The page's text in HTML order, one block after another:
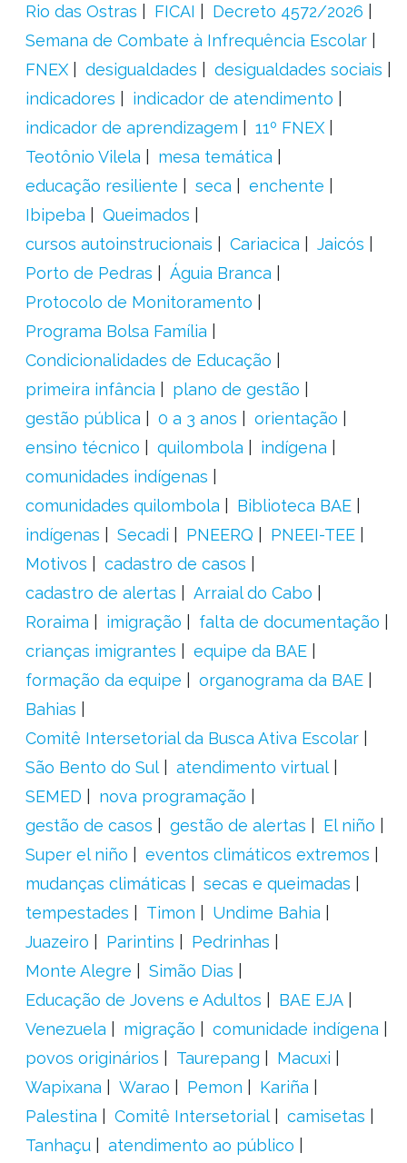
Rio das Ostras
FICAI
Decreto 4572/2026
Semana de Combate à Infrequência Escolar
FNEX
desigualdades
desigualdades sociais
indicadores
indicador de atendimento
indicador de aprendizagem
11º FNEX
Teotônio Vilela
mesa temática
educação resiliente
seca
enchente
Ibipeba
Queimados
cursos autoinstrucionais
Cariacica
Jaicós
Porto de Pedras
Águia Branca
Protocolo de Monitoramento
Programa Bolsa Família
Condicionalidades de Educação
primeira infância
plano de gestão
gestão pública
0 a 3 anos
orientação
ensino técnico
quilombola
indígena
comunidades indígenas
comunidades quilombola
Biblioteca BAE
indígenas
Secadi PNEERQ
PNEEI-TEE
Motivos
cadastro de casos
cadastro de alertas
Arraial do Cabo
Roraima
imigração
falta de documentação
crianças imigrantes
equipe da BAE
formação da equipe
organograma da BAE
Bahias
Comitê Intersetorial da Busca Ativa Escolar
São Bento do Sul
atendimento virtual
SEMED
nova programação
gestão de casos
gestão de alertas
El niño
Super el niño
eventos climáticos extremos
mudanças climáticas
secas e queimadas
tempestades
Timon
Undime Bahia
Juazeiro
Parintins
Pedrinhas
Monte Alegre
Simão Dias
Educação de Jovens e Adultos
BAE EJA
Venezuela
migração
comunidade indígena
povos originários
Taurepang
Macuxi
Wapixana
Warao Pemon
Kariña
Palestina
Comitê Intersetorial
camisetas
Tanhaçu
atendimento ao público